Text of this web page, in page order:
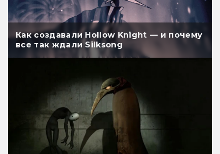
Как создавали Hollow Knight — и почему
все так ждали Silksong